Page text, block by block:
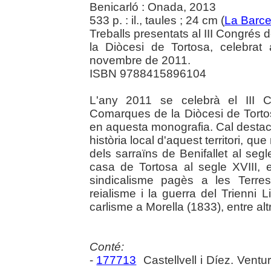
Benicarló : Onada, 2013
533 p. : il., taules ; 24 cm (La
Treballs presentats al III Congrés
la Diòcesi de Tortosa,
novembre de 2011.
ISBN 9788415896104
L'any 2011 se celebrà el III
Comarques de la Diòcesi de
en aquesta monografia. Cal
història local d'aquest territori,
dels sarraïns de Benifallet al
casa de Tortosa al segle XVIII,
sindicalisme pagès a les
reialisme i la guerra del Trienni
carlisme a Morella (1833), entre
Conté:
- 177713 Castellvell i Díez.